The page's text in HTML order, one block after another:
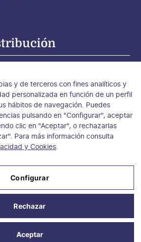
y Uruguay
y de terceros con fines analíticos y
personalizada en función de un perfil
hábitos de navegación. Puedes
pulsando en "Configurar", aceptar
clic en "Aceptar", o rechazarlas
Para más información consulta
y Cookies
Configurar
Rechazar
Aceptar